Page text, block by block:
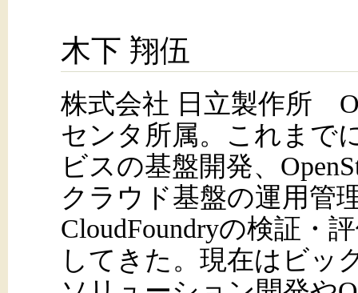
木下 翔伍
株式会社 日立製作所
センタ所属。これまで
ビスの基盤開発、
クラウド基盤の運用管
CloudFoundryの検証・
してきた。現在はビッ